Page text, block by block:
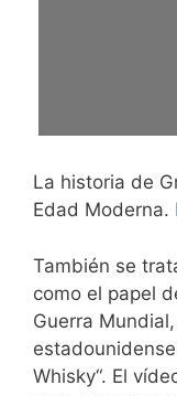
La historia de
Edad Moderna.
También se
como el papel
Guerra
Whisky“. El